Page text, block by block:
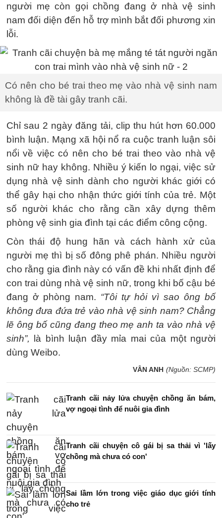
người mẹ còn gọi chồng đang ở nhà vệ sinh
nam đối diện đến hỗ trợ mình bắt đối phương xin
lỗi.
Có nên cho bé trai theo mẹ vào nhà vệ sinh nam
không là đề tài gây tranh cãi.
Chỉ sau 2 ngày đăng tải, clip thu hút hơn 60.000
bình luận. Mạng xã hội nổ ra cuộc tranh luận sôi
nổi về việc có nên cho bé trai theo vào nhà vệ
sinh nữ hay không. Nhiều ý kiến lo ngại, việc sử
dụng nhà vệ sinh dành cho người khác giới có
thể gây hại cho nhận thức giới tính của trẻ. Một
số người khác cho rằng cần xây dựng thêm
phòng vệ sinh gia đình tại các điểm công cộng.
Còn thái độ hung hãn và cách hành xử của
người mẹ thì bị số đông phê phán. Nhiều người
cho rằng gia đình này có vấn đề khi nhất định để
con trai dùng nhà vệ sinh nữ, trong khi bố cậu bé
đang ở phòng nam. “Tôi tự hỏi vì sao ông bố
không đưa đứa trẻ vào nhà vệ sinh nam? Chẳng
lẽ ông bố cũng đang theo mẹ anh ta vào nhà vệ
sinh”, là bình luận đầy mỉa mai của một người
dùng Weibo.
VÂN ANH (Nguồn: SCMP)
Tranh cãi nảy lửa chuyện chồng ăn bám,
vợ ngoại tình để nuôi gia đình
Tranh cãi chuyện cô gái bị sa thải vì 'lấy
chồng mà chưa có con'
Sai lầm lớn trong việc giáo dục giới tính
cho trẻ